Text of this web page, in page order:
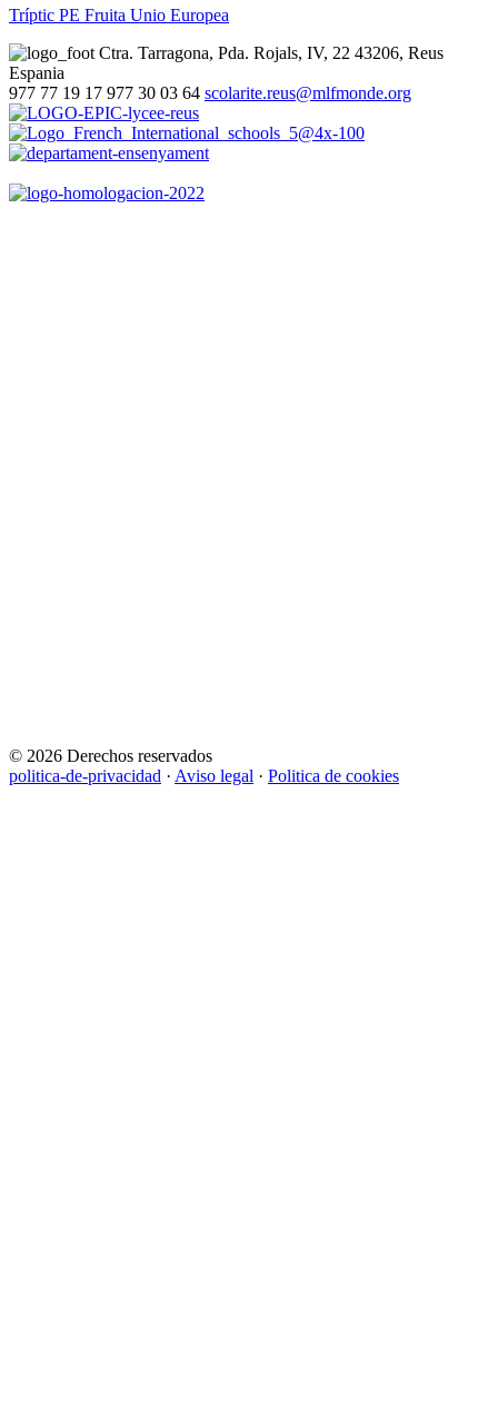
Tríptic PE Fruita Unio Europea
Ctra. Tarragona, Pda. Rojals, IV, 22 43206, Reus
Espania
977 77 19 17 977 30 03 64 scolarite.reus@mlfmonde.org
© 2026 Derechos reservados
politica-de-privacidad · Aviso legal · Politica de cookies